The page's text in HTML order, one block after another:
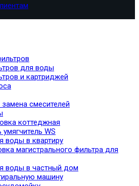
для воды
и картриджей
смесителей
коттеджная
WS
воды в квартиру
магистрального фильтра для
воды в частный дом
машину